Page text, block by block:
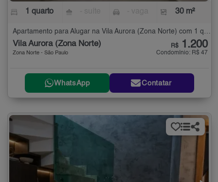
1 quarto 30 m²
Apartamento para Alugar na Vila Aurora (Zona Norte) com 1 quarto - 30 m²
Vila Aurora (Zona Norte)
Zona Norte - São Paulo
R$ 1.200
Condomínio: R$ 47
WhatsApp Contatar